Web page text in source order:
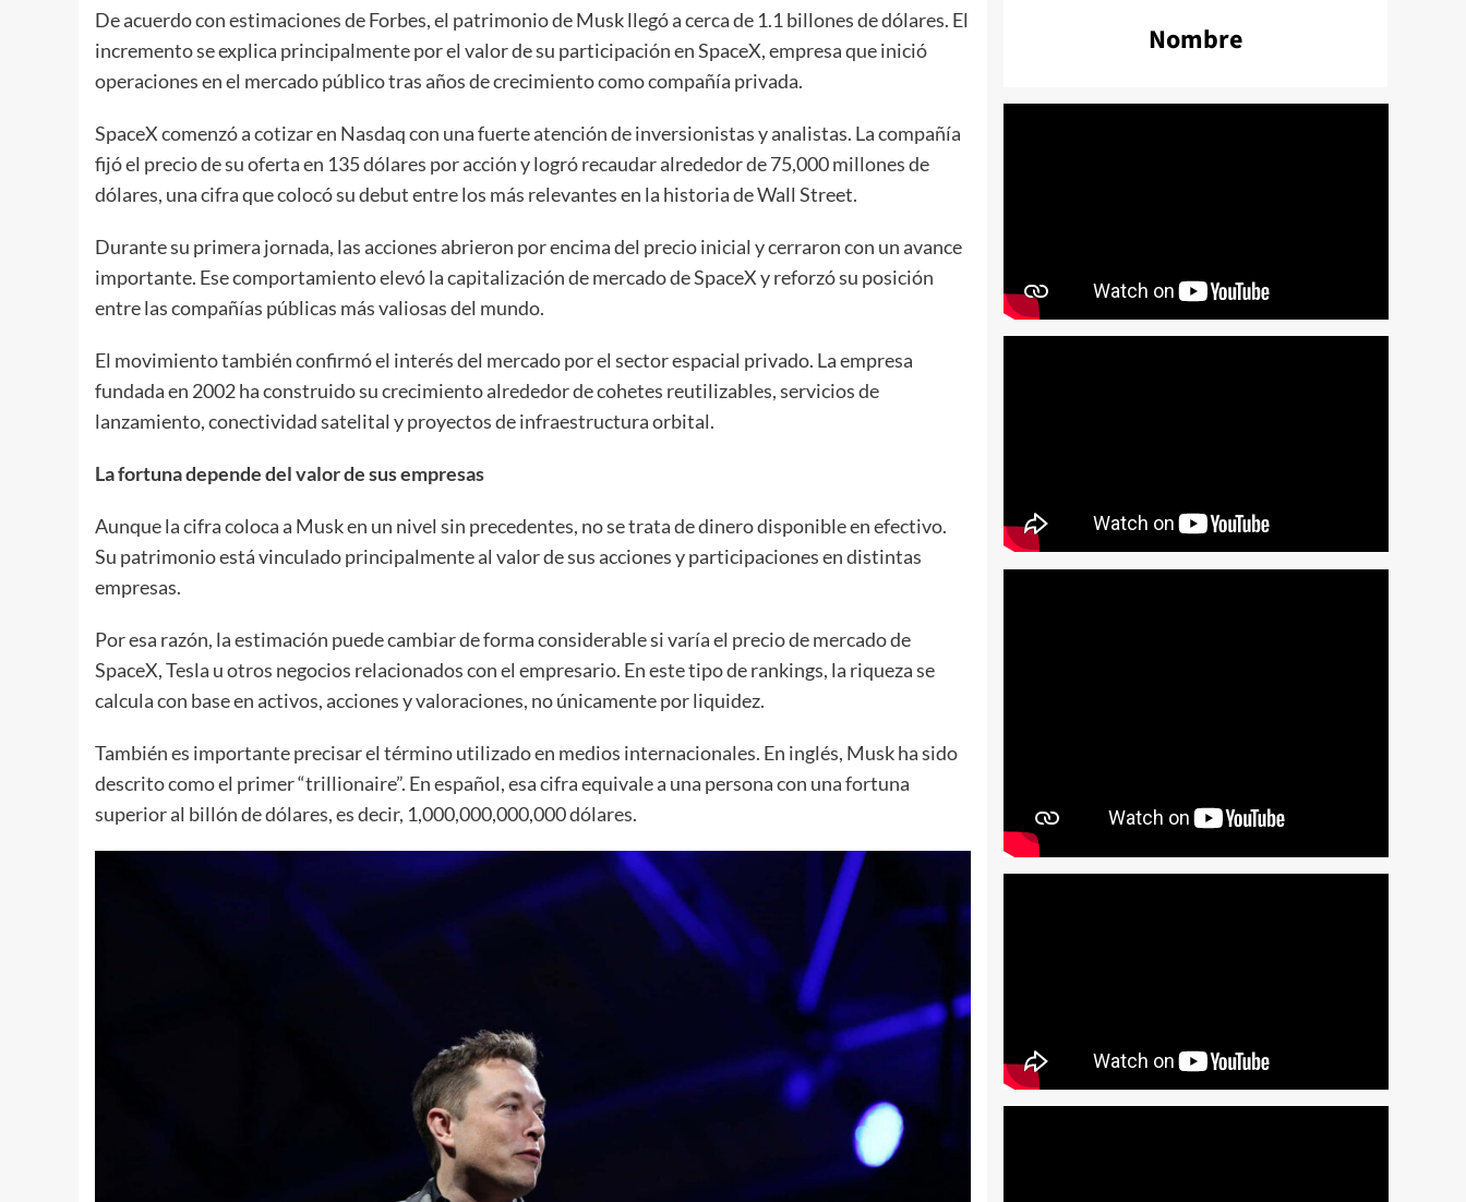
De acuerdo con estimaciones de Forbes, el patrimonio de Musk llegó a cerca de 1.1 billones de dólares. El
incremento se explica principalmente por el valor de su participación en SpaceX, empresa que inició
operaciones en el mercado público tras años de crecimiento como compañía privada.
SpaceX comenzó a cotizar en Nasdaq con una fuerte atención de inversionistas y analistas. La compañía
fijó el precio de su oferta en 135 dólares por acción y logró recaudar alrededor de 75,000 millones de
dólares, una cifra que colocó su debut entre los más relevantes en la historia de Wall Street.
Durante su primera jornada, las acciones abrieron por encima del precio inicial y cerraron con un avance
importante. Ese comportamiento elevó la capitalización de mercado de SpaceX y reforzó su posición
entre las compañías públicas más valiosas del mundo.
El movimiento también confirmó el interés del mercado por el sector espacial privado. La empresa
fundada en 2002 ha construido su crecimiento alrededor de cohetes reutilizables, servicios de
lanzamiento, conectividad satelital y proyectos de infraestructura orbital.
La fortuna depende del valor de sus empresas
Aunque la cifra coloca a Musk en un nivel sin precedentes, no se trata de dinero disponible en efectivo.
Su patrimonio está vinculado principalmente al valor de sus acciones y participaciones en distintas
empresas.
Por esa razón, la estimación puede cambiar de forma considerable si varía el precio de mercado de
SpaceX, Tesla u otros negocios relacionados con el empresario. En este tipo de rankings, la riqueza se
calcula con base en activos, acciones y valoraciones, no únicamente por liquidez.
También es importante precisar el término utilizado en medios internacionales. En inglés, Musk ha sido
descrito como el primer “trillionaire”. En español, esa cifra equivale a una persona con una fortuna
superior al billón de dólares, es decir, 1,000,000,000,000 dólares.
Nombre